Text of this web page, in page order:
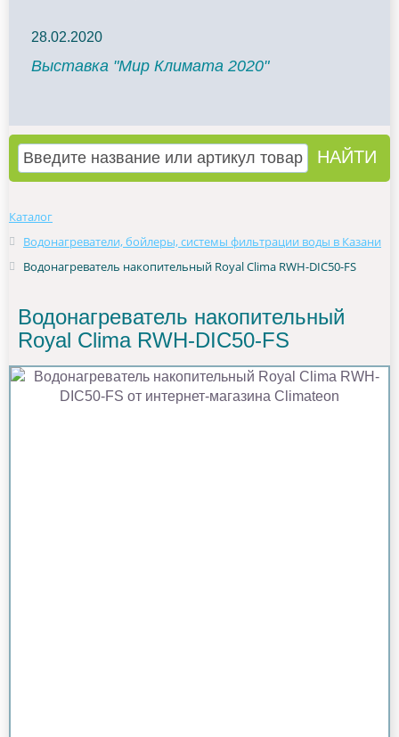
28.02.2020
Выставка "Мир Климата 2020"
Каталог
Водонагреватели, бойлеры, системы фильтрации воды в Казани
Водонагреватель накопительный Royal Clima RWH-DIC50-FS
Водонагреватель накопительный
Royal Clima RWH-DIC50-FS